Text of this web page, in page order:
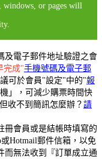
windows, or pages will
及電子郵件地址驗證之會
完成"手機號碼及電子郵
可於會員"設定"中的"報
」，可減少購票時間快
收不到簡訊怎麼辦？請
冊會員或是結帳時填寫的
Hotmail郵件信箱，以免
而無法收到『訂單成立通